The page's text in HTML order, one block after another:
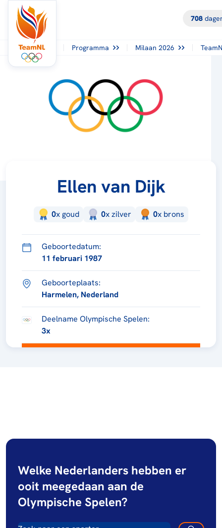
708
Programma Milaan 2026
Ellen van Dijk
0x goud 0xzilver 0x brons
Geboortedatum:
11 februari 1987
Geboorteplaats:
Harmelen, Nederland
Deelname Olympische Spelen:
3x
Welke Nederlanders hebben er
ooit meegedaan aan de
Olympische Spelen?